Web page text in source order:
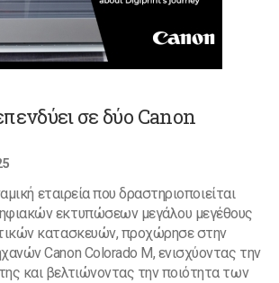
σε δύο Canon
εταιρεία που δραστηριοποιείται
εκτυπώσεων μεγάλου μεγέθους
κατασκευών, προχώρησε στην
Canon Colorado M, ενισχύοντας την
και βελτιώνοντας την ποιότητα των